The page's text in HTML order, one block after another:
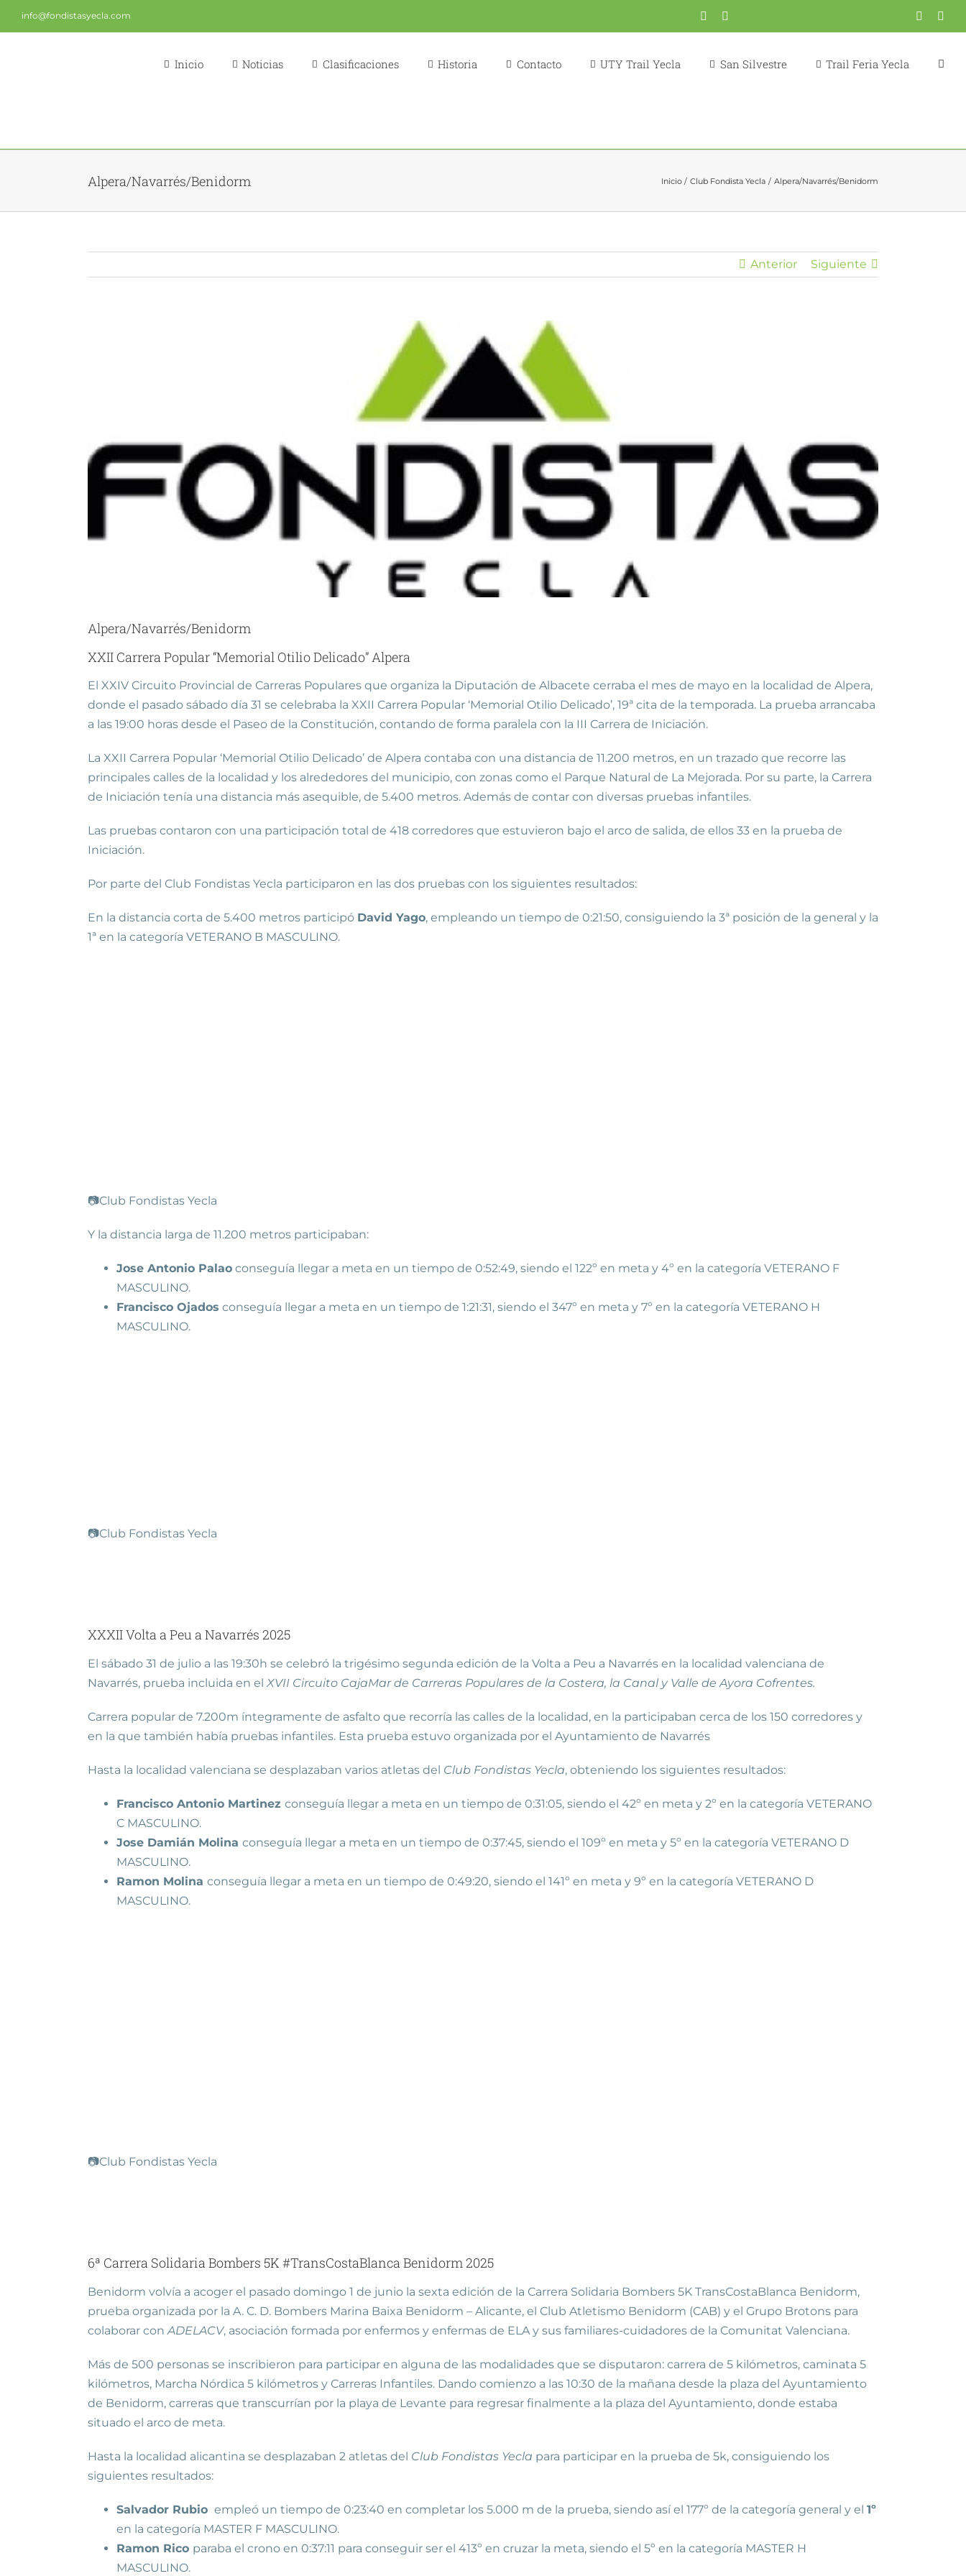
Saltarinfo@fondistasyecla.com
Correo
Inicio Noticias Clasificaciones Historia Contacto UTY Trail Yecla San Silvestre Trail Feria Yecla
Alpera/Navarrés/Benidorm Inicio Club Fondista Yecla Alpera/Navarrés/Benidorm
Anterior Siguiente
Alpera/Navarrés/Benidorm
XXII Carrera Popular “Memorial Otilio Delicado” Alpera
El XXIV Circuito Provincial de Carreras Populares que organiza la Diputación de Albacete cerraba el mes de mayo en la localidad de Alpera,
donde el pasado sábado día 31 se celebraba la XXII Carrera Popular ‘Memorial Otilio Delicado’, 19ª cita de la temporada. La prueba arrancaba
a las 19:00 horas desde el Paseo de la Constitución, contando de forma paralela con la III Carrera de Iniciación.
La XXII Carrera Popular ‘Memorial Otilio Delicado’ de Alpera contaba con una distancia de 11.200 metros, en un trazado que recorre las
principales calles de la localidad y los alrededores del municipio, con zonas como el Parque Natural de La Mejorada. Por su parte, la Carrera
de Iniciación tenía una distancia más asequible, de 5.400 metros. Además de contar con diversas pruebas infantiles.
Las pruebas contaron con una participación total de 418 corredores que estuvieron bajo el arco de salida, de ellos 33 en la prueba de
Iniciación.
Por parte del Club Fondistas Yecla participaron en las dos pruebas con los siguientes resultados:
En la distancia corta de 5.400 metros participó David Yago, empleando un tiempo de 0:21:50, consiguiendo la 3ª posición de la general y la
1ª en la categoría VETERANO B MASCULINO.
📷Club Fondistas Yecla
Y la distancia larga de 11.200 metros participaban:
Jose Antonio Palao conseguía llegar a meta en un tiempo de 0:52:49, siendo el 122º en meta y 4º en la categoría VETERANO F
MASCULINO.
Francisco Ojados conseguía llegar a meta en un tiempo de 1:21:31, siendo el 347º en meta y 7º en la categoría VETERANO H
MASCULINO.
📷Club Fondistas Yecla
XXXII Volta a Peu a Navarrés 2025
El sábado 31 de julio a las 19:30h se celebró la trigésimo segunda edición de la Volta a Peu a Navarrés en la localidad valenciana de
Navarrés, prueba incluida en elXVII Circuito CajaMar de Carreras Populares de la Costera, la Canal y Valle de Ayora Cofrentes.
Carrera popular de 7.200m íntegramente de asfalto que recorría las calles de la localidad, en la participaban cerca de los 150 corredores y
en la que también había pruebas infantiles. Esta prueba estuvo organizada por el Ayuntamiento de Navarrés
Hasta la localidad valenciana se desplazaban varios atletas del Club Fondistas Yecla, obteniendo los siguientes resultados:
Francisco Antonio Martinez conseguía llegar a meta en un tiempo de 0:31:05, siendo el 42º en meta y 2º en la categoría VETERANO
C MASCULINO.
Jose Damián Molina conseguía llegar a meta en un tiempo de 0:37:45, siendo el 109º en meta y 5º en la categoría VETERANO D
MASCULINO.
Ramon Molina conseguía llegar a meta en un tiempo de 0:49:20, siendo el 141º en meta y 9º en la categoría VETERANO D
MASCULINO.
📷Club Fondistas Yecla
6ª Carrera Solidaria Bombers 5K #TransCostaBlanca Benidorm 2025
Benidorm volvía a acoger el pasado domingo 1 de junio la sexta edición de la Carrera Solidaria Bombers 5K TransCostaBlanca Benidorm,
prueba organizada por la A. C. D. Bombers Marina Baixa Benidorm – Alicante, el Club Atletismo Benidorm (CAB) y el Grupo Brotons para
colaborar con ADELACV, asociación formada por enfermos y enfermas de ELA y sus familiares-cuidadores de la Comunitat Valenciana.
Más de 500 personas se inscribieron para participar en alguna de las modalidades que se disputaron: carrera de 5 kilómetros, caminata 5
kilómetros, Marcha Nórdica 5 kilómetros y Carreras Infantiles. Dando comienzo a las 10:30 de la mañana desde la plaza del Ayuntamiento
de Benidorm, carreras que transcurrían por la playa de Levante para regresar finalmente a la plaza del Ayuntamiento, donde estaba
situado el arco de meta.
Hasta la localidad alicantina se desplazaban 2 atletas del Club Fondistas Yecla para participar en la prueba de 5k, consiguiendo los
siguientes resultados:
Salvador Rubio empleó un tiempo de 0:23:40 en completar los 5.000 m de la prueba, siendo así el 177º de la categoría general y el 1º
en la categoría MASTER F MASCULINO.
Ramon Rico paraba el crono en 0:37:11 para conseguir ser el 413º en cruzar la meta, siendo el 5º en la categoría MASTER H
MASCULINO.